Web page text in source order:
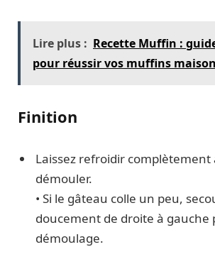
Lire plus : Recette Muffin :
pour réussir vos muffins maison
Finition
Laissez refroidir complètement
démouler.
• Si le gâteau colle un peu,
doucement de droite à gauche
démoulage.